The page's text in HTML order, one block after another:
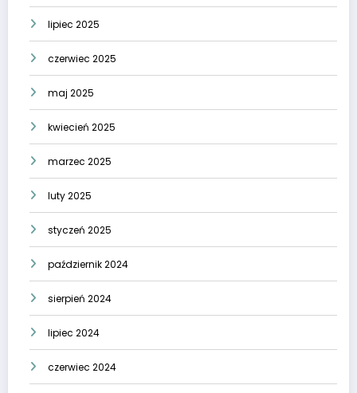
lipiec 2025
czerwiec 2025
maj 2025
kwiecień 2025
marzec 2025
luty 2025
styczeń 2025
październik 2024
sierpień 2024
lipiec 2024
czerwiec 2024